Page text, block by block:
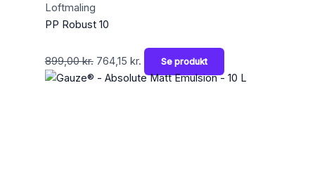
Loftmaling
PP Robust 10
899,00kr. 764,15 kr. Se produkt